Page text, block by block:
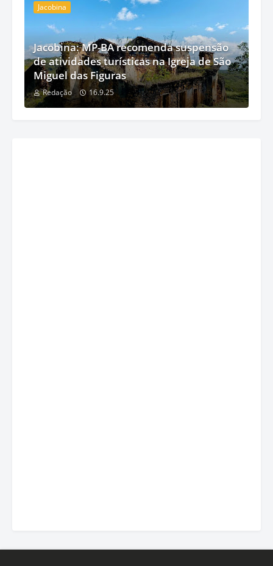
Jacobina
Jacobina: MP-BA recomenda suspensão
de atividades turísticas na Igreja de São
Miguel das Figuras
Redação 16.9.25